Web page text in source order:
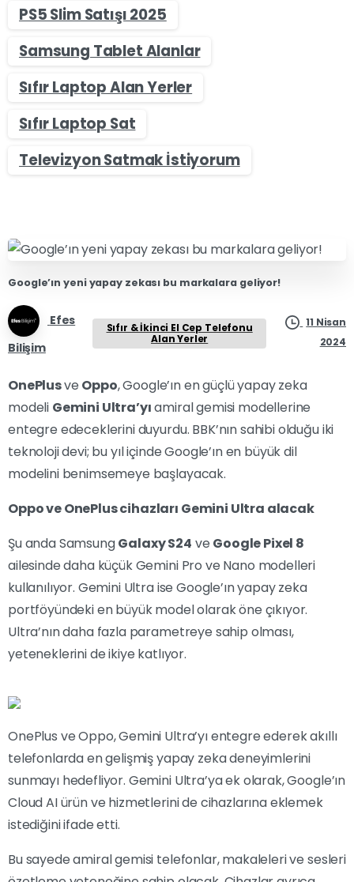
PS5 Slim Satışı 2025
Samsung Tablet Alanlar
Sıfır Laptop Alan Yerler
Sıfır Laptop Sat
Televizyon Satmak İstiyorum
Google’ın yeni yapay zekası bu markalara geliyor!
Efes
Bilişim
Sıfır & İkinci El Cep Telefonu
Alan Yerler
11 Nisan
2024
OnePlusve Oppo, Google’ın en güçlü yapay zeka
modeli Gemini Ultra’yıamiral gemisi modellerine
entegre edeceklerini duyurdu. BBK’nın sahibi olduğu iki
teknoloji devi; bu yıl içinde Google’ın en büyük dil
modelini benimsemeye başlayacak.
Oppo ve OnePlus cihazları Gemini Ultra alacak
Şu anda SamsungGalaxy S24 ve Google Pixel 8
ailesinde daha küçük Gemini Pro ve Nano modelleri
kullanılıyor. Gemini Ultra ise Google’ın yapay zeka
portföyündeki en büyük model olarak öne çıkıyor.
Ultra’nın daha fazla parametreye sahip olması,
yeteneklerini de ikiye katlıyor.
OnePlus ve Oppo, Gemini Ultra’yı entegre ederek akıllı
telefonlarda en gelişmiş yapay zeka deneyimlerini
sunmayı hedefliyor. Gemini Ultra’ya ek olarak, Google’ın
Cloud AI ürün ve hizmetlerini de cihazlarına eklemek
istediğini ifade etti.
Bu sayede amiral gemisi telefonlar, makaleleri ve sesleri